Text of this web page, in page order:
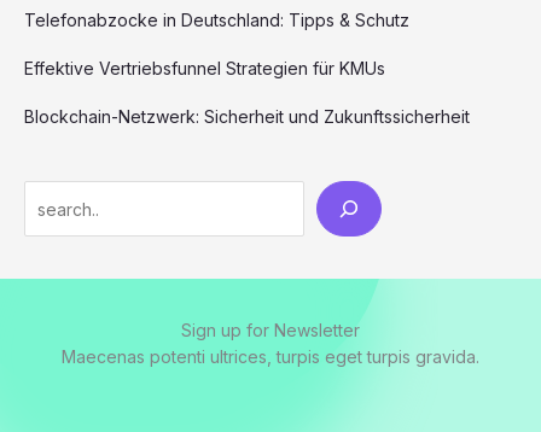
Telefonabzocke in Deutschland: Tipps & Schutz
Effektive Vertriebsfunnel Strategien für KMUs
Blockchain-Netzwerk: Sicherheit und Zukunftssicherheit
Sign up for Newsletter
Maecenas potenti ultrices, turpis eget turpis gravida.